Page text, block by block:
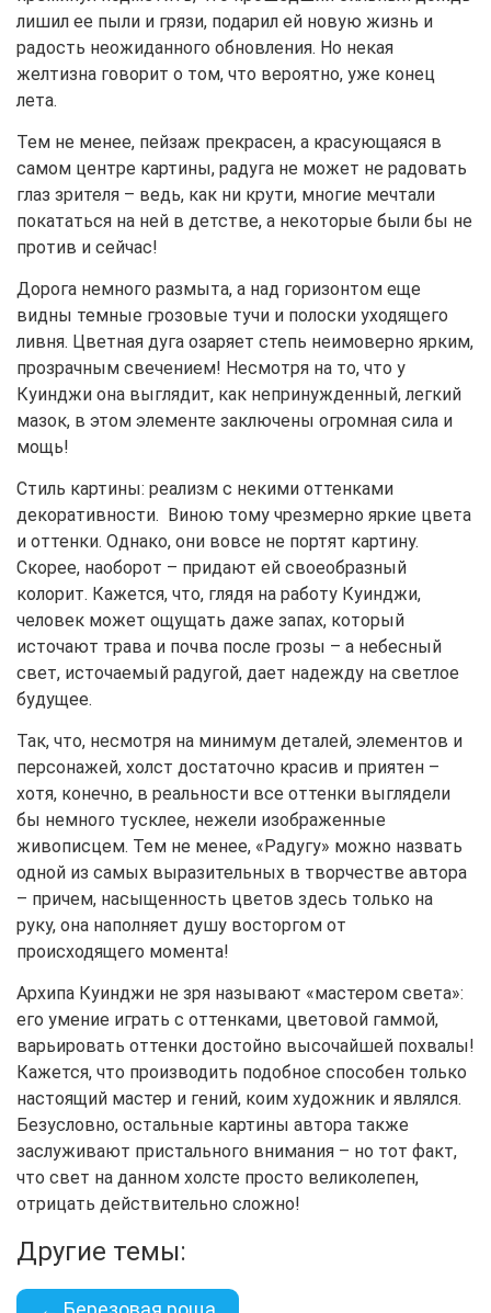
лишил ее пыли и грязи, подарил ей новую жизнь и
радость неожиданного обновления. Но некая
желтизна говорит о том, что вероятно, уже конец
лета.
Тем не менее, пейзаж прекрасен, а красующаяся в
самом центре картины, радуга не может не радовать
глаз зрителя – ведь, как ни крути, многие мечтали
покататься на ней в детстве, а некоторые были бы не
против и сейчас!
Дорога немного размыта, а над горизонтом еще
видны темные грозовые тучи и полоски уходящего
ливня. Цветная дуга озаряет степь неимоверно ярким,
прозрачным свечением! Несмотря на то, что у
Куинджи она выглядит, как непринужденный, легкий
мазок, в этом элементе заключены огромная сила и
мощь!
Стиль картины: реализм с некими оттенками
декоративности. Виною тому чрезмерно яркие цвета
и оттенки. Однако, они вовсе не портят картину.
Скорее, наоборот – придают ей своеобразный
колорит. Кажется, что, глядя на работу Куинджи,
человек может ощущать даже запах, который
источают трава и почва после грозы – а небесный
свет, источаемый радугой, дает надежду на светлое
будущее.
Так, что, несмотря на минимум деталей, элементов и
персонажей, холст достаточно красив и приятен –
хотя, конечно, в реальности все оттенки выглядели
бы немного тусклее, нежели изображенные
живописцем. Тем не менее, «Радугу» можно назвать
одной из самых выразительных в творчестве автора
– причем, насыщенность цветов здесь только на
руку, она наполняет душу восторгом от
происходящего момента!
Архипа Куинджи не зря называют «мастером света»:
его умение играть с оттенками, цветовой гаммой,
варьировать оттенки достойно высочайшей похвалы!
Кажется, что производить подобное способен только
настоящий мастер и гений, коим художник и являлся.
Безусловно, остальные картины автора также
заслуживают пристального внимания – но тот факт,
что свет на данном холсте просто великолепен,
отрицать действительно сложно!
Другие темы: